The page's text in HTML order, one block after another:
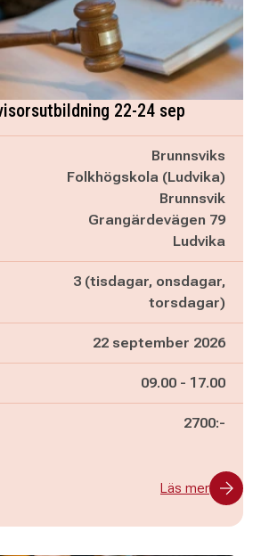
22-24 sep
Brunnsviks
Folkhögskola (Ludvika)
Brunnsvik
Grangärdevägen 79
Ludvika
3 (tisdagar, onsdagar,
torsdagar)
22 september 2026
Pågår mellan
09.00 - och
17.00
2700:-
Läs mer